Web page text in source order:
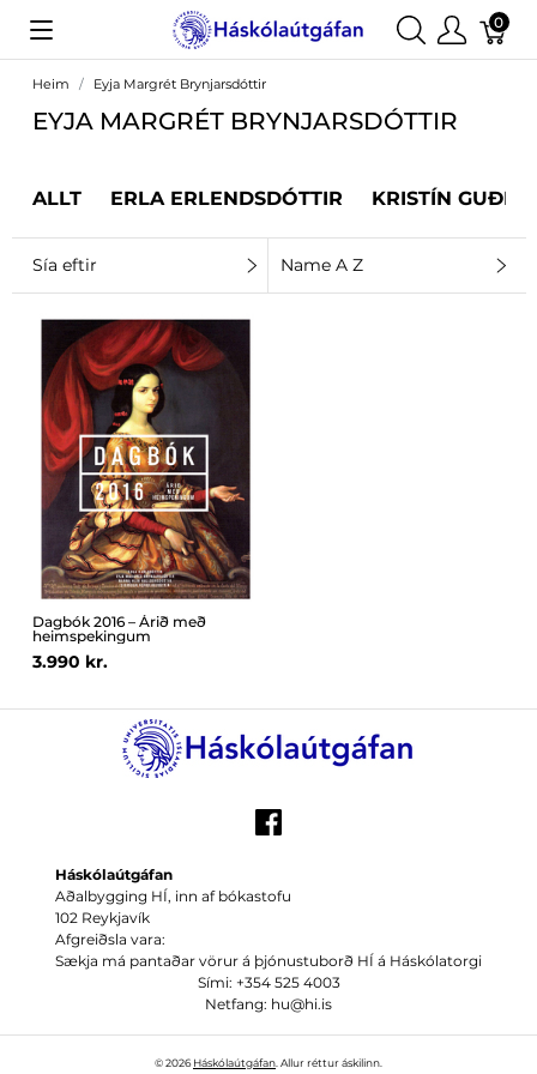
0
Heim Eyja Margrét Brynjarsdóttir
EYJA MARGRÉT BRYNJARSDÓTTIR
ALLT ERLA ERLENDSDÓTTIR KRISTÍN
Sía eftir Name A Z
Dagbók 2016 – Árið með
heimspekingum
3.990 kr.
Háskólaútgáfan
Aðalbygging HÍ, inn af bókastofu
102 Reykjavík
Afgreiðsla vara:
Sækja má pantaðar vörur á þjónustuborð HÍ á Háskólatorgi
Sími: +354 525 4003
Netfang: hu@hi.is
© 2026Háskólaútgáfan . Allur réttur áskilinn.